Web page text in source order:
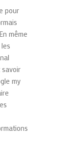
pour
même
savoir
my